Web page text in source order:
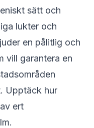
sätt och
lukter och
en pålitlig och
vill garantera en
Upptäck hur
ert